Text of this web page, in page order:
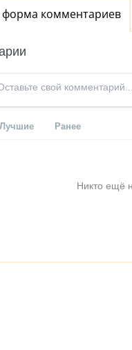
комментариев
Лучшие Ранее
Никто ещё